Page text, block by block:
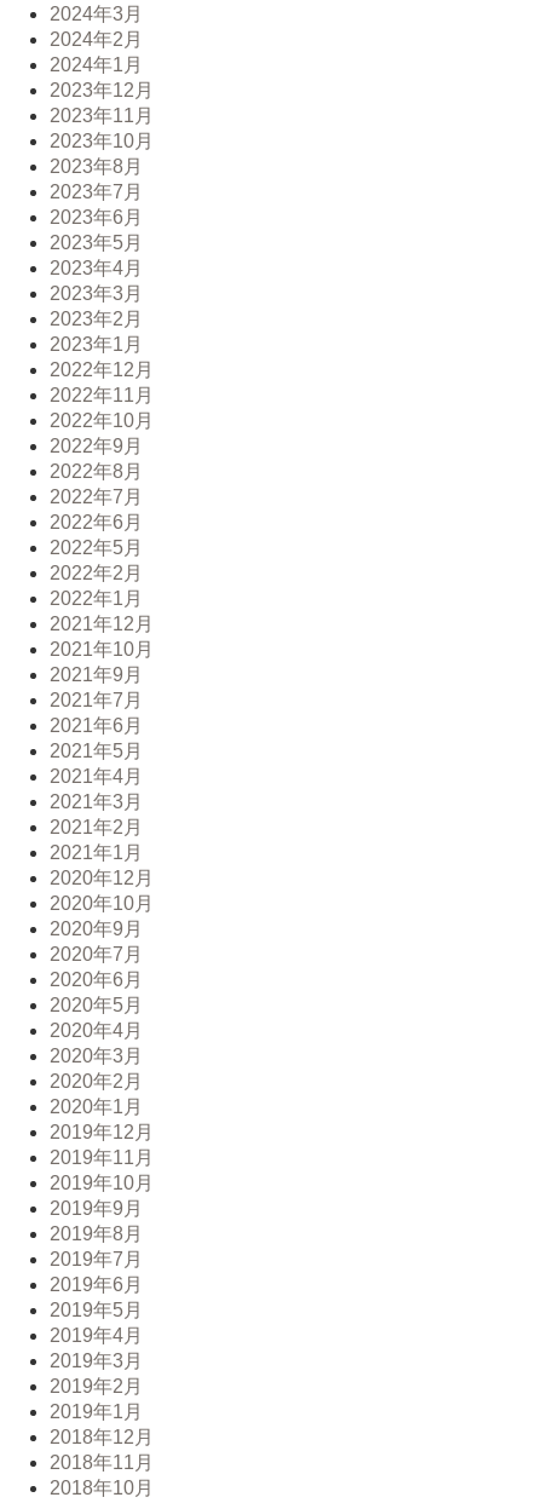
2024年3月
2024年2月
2024年1月
2023年12月
2023年11月
2023年10月
2023年8月
2023年7月
2023年6月
2023年5月
2023年4月
2023年3月
2023年2月
2023年1月
2022年12月
2022年11月
2022年10月
2022年9月
2022年8月
2022年7月
2022年6月
2022年5月
2022年2月
2022年1月
2021年12月
2021年10月
2021年9月
2021年7月
2021年6月
2021年5月
2021年4月
2021年3月
2021年2月
2021年1月
2020年12月
2020年10月
2020年9月
2020年7月
2020年6月
2020年5月
2020年4月
2020年3月
2020年2月
2020年1月
2019年12月
2019年11月
2019年10月
2019年9月
2019年8月
2019年7月
2019年6月
2019年5月
2019年4月
2019年3月
2019年2月
2019年1月
2018年12月
2018年11月
2018年10月